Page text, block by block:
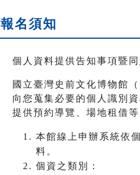
報名須知
個人資料提供告知事項暨
國立臺灣史前文化博物館
向您蒐集必要的個人識別
提供預約導覽、場地租借
本館線上申辦系統依
料。
個資之類別：